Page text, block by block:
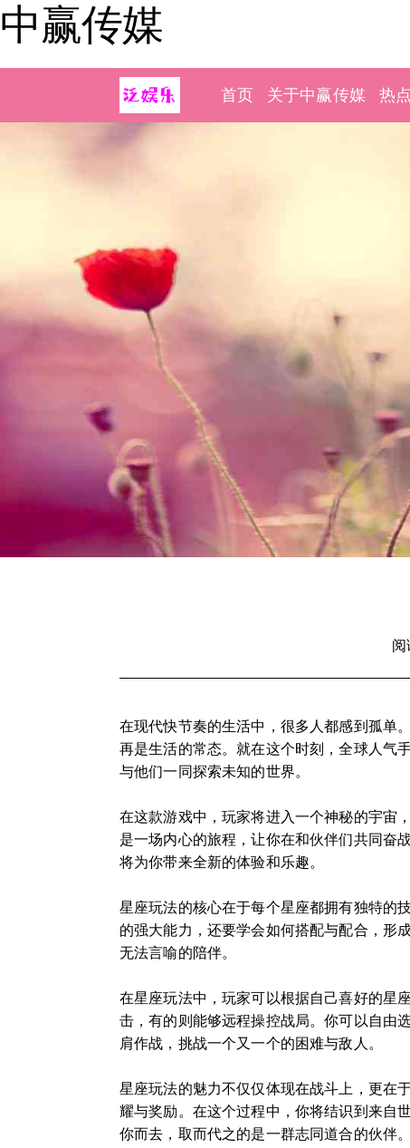
中赢传媒
首页 关于中赢传媒 热
阅
在现代快节奏的生活中，很多人都感到孤单
再是生活的常态。就在这个时刻，全球人气
与他们一同探索未知的世界。
在这款游戏中，玩家将进入一个神秘的宇宙
是一场内心的旅程，让你在和伙伴们共同奋
将为你带来全新的体验和乐趣。
星座玩法的核心在于每个星座都拥有独特的
的强大能力，还要学会如何搭配与配合，形
无法言喻的陪伴。
在星座玩法中，玩家可以根据自己喜好的星
击，有的则能够远程操控战局。你可以自由
肩作战，挑战一个又一个的困难与敌人。
星座玩法的魅力不仅仅体现在战斗上，更在
耀与奖励。在这个过程中，你将结识到来自
你而去，取而代之的是一群志同道合的伙伴。